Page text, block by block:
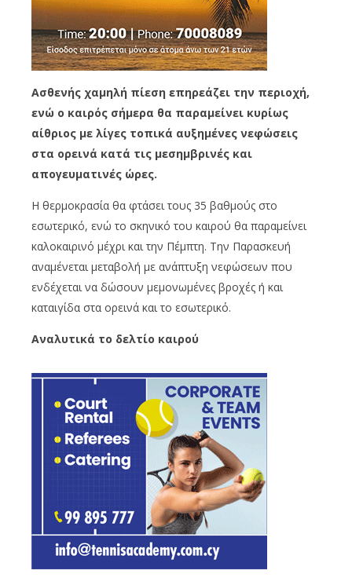
Ασθενής χαμηλή πίεση επηρεάζει την περιοχή,
ενώ ο καιρός σήμερα θα παραμείνει κυρίως
αίθριος με λίγες τοπικά αυξημένες νεφώσεις
στα ορεινά κατά τις μεσημβρινές και
απογευματινές ώρες.
Η θερμοκρασία θα φτάσει τους 35 βαθμούς στο
εσωτερικό, ενώ το σκηνικό του καιρού θα παραμείνει
καλοκαιρινό μέχρι και την Πέμπτη. Την Παρασκευή
αναμένεται μεταβολή με ανάπτυξη νεφώσεων που
ενδέχεται να δώσουν μεμονωμένες βροχές ή και
καταιγίδα στα ορεινά και το εσωτερικό.
Αναλυτικά το δελτίο καιρού